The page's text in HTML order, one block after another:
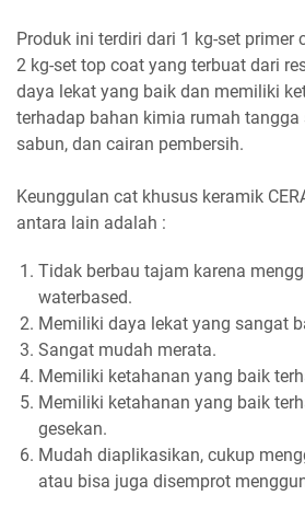
Produk ini terdiri dari 1 kg-set primer
2 kg-set top coat yang terbuat dari
daya lekat yang baik dan memiliki
terhadap bahan kimia rumah tangga
sabun, dan cairan pembersih.
Keunggulan cat khusus keramik
antara lain adalah :
Tidak berbau tajam karena
waterbased.
Memiliki daya lekat yang sangat
Sangat mudah merata.
Memiliki ketahanan yang baik
Memiliki ketahanan yang baik
gesekan.
Mudah diaplikasikan, cukup
atau bisa juga disemprot